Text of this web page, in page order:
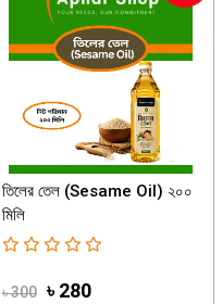
তিলের তেল (Sesame Oil) ২০০
মিলি
৳ 300 ৳ 280